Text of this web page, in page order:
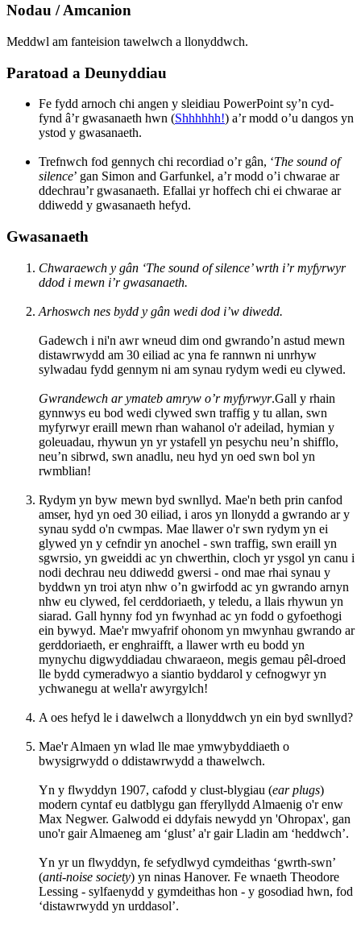
Nodau / Amcanion
Meddwl am fanteision tawelwch a llonyddwch.
Paratoad a Deunyddiau
Fe fydd arnoch chi angen y sleidiau PowerPoint sy’n cyd-
fynd â’r gwasanaeth hwn (Shhhhhh!) a’r modd o’u dangos yn
ystod y gwasanaeth.
Trefnwch fod gennych chi recordiad o’r gân, ‘The sound of
silence’ gan Simon and Garfunkel, a’r modd o’i chwarae ar
ddechrau’r gwasanaeth. Efallai yr hoffech chi ei chwarae ar
ddiwedd y gwasanaeth hefyd.
Gwasanaeth
Chwaraewch y gân ‘The sound of silence’ wrth i’r myfyrwyr
ddod i mewn i’r gwasanaeth.
Arhoswch nes bydd y gân wedi dod i’w diwedd.
Gadewch i ni'n awr wneud dim ond gwrando’n astud mewn
distawrwydd am 30 eiliad ac yna fe rannwn ni unrhyw
sylwadau fydd gennym ni am synau rydym wedi eu clywed.
Gwrandewch ar ymateb amryw o’r myfyrwyr.Gall y rhain
gynnwys eu bod wedi clywed swn traffig y tu allan, swn
myfyrwyr eraill mewn rhan wahanol o'r adeilad, hymian y
goleuadau, rhywun yn yr ystafell yn pesychu neu’n shifflo,
neu’n sibrwd, swn anadlu, neu hyd yn oed swn bol yn
rwmblian!
Rydym yn byw mewn byd swnllyd. Mae'n beth prin canfod
amser, hyd yn oed 30 eiliad, i aros yn llonydd a gwrando ar y
synau sydd o'n cwmpas. Mae llawer o'r swn rydym yn ei
glywed yn y cefndir yn anochel - swn traffig, swn eraill yn
sgwrsio, yn gweiddi ac yn chwerthin, cloch yr ysgol yn canu i
nodi dechrau neu ddiwedd gwersi - ond mae rhai synau y
byddwn yn troi atyn nhw o’n gwirfodd ac yn gwrando arnyn
nhw eu clywed, fel cerddoriaeth, y teledu, a llais rhywun yn
siarad. Gall hynny fod yn fwynhad ac yn fodd o gyfoethogi
ein bywyd. Mae'r mwyafrif ohonom yn mwynhau gwrando ar
gerddoriaeth, er enghraifft, a llawer wrth eu bodd yn
mynychu digwyddiadau chwaraeon, megis gemau pêl-droed
lle bydd cymeradwyo a siantio byddarol y cefnogwyr yn
ychwanegu at wella'r awyrgylch!
A oes hefyd le i dawelwch a llonyddwch yn ein byd swnllyd?
Mae'r Almaen yn wlad lle mae ymwybyddiaeth o
bwysigrwydd o ddistawrwydd a thawelwch.
Yn y flwyddyn 1907, cafodd y clust-blygiau (ear plugs)
modern cyntaf eu datblygu gan fferyllydd Almaenig o'r enw
Max Negwer. Galwodd ei ddyfais newydd yn 'Ohropax', gan
uno'r gair Almaeneg am ‘glust’ a'r gair Lladin am ‘heddwch’.
Yn yr un flwyddyn, fe sefydlwyd cymdeithas ‘gwrth-swn’
(anti-noise society) yn ninas Hanover. Fe wnaeth Theodore
Lessing - sylfaenydd y gymdeithas hon - y gosodiad hwn, fod
‘distawrwydd yn urddasol’.